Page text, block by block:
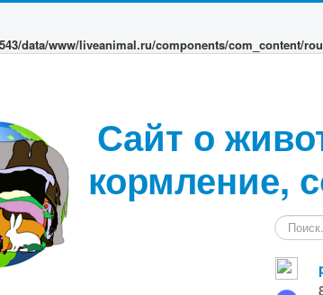
data/www/liveanimal.ru/components/com_content/
Сайт о
кормление,
Искать...